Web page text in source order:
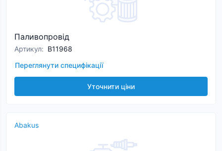
Паливопровід
Артикул: B11968
Переглянути специфікації
Уточнити ціни
Abakus